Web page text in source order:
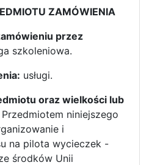
ZAMÓWIENIA
przez
szkoleniowa.
usługi.
oraz wielkości lub
Przedmiotem niniejszego
i
na pilota wycieczek -
środków Unii